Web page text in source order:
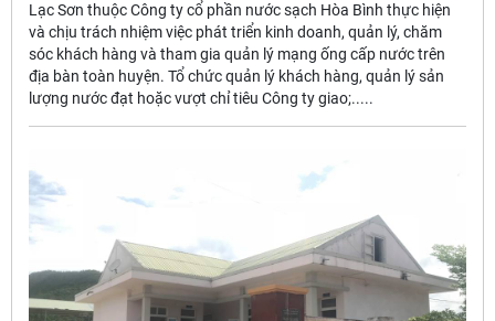
Lạc Sơn thuộc Công ty cổ phần nước sạch Hòa Bình thực hiện
và chịu trách nhiệm việc phát triển kinh doanh, quản lý, chăm
sóc khách hàng và tham gia quản lý mạng ống cấp nước trên
địa bàn toàn huyện. Tổ chức quản lý khách hàng, quản lý sản
lượng nước đạt hoặc vượt chỉ tiêu Công ty giao;.....